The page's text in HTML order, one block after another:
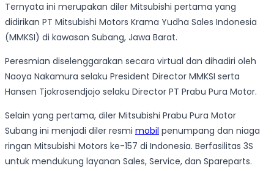
Ternyata ini merupakan diler Mitsubishi pertama yang
didirikan PT Mitsubishi Motors Krama Yudha Sales Indonesia
(MMKSI) di kawasan Subang, Jawa Barat.
Peresmian diselenggarakan secara virtual dan dihadiri oleh
Naoya Nakamura selaku President Director MMKSI serta
Hansen Tjokrosendjojo selaku Director PT Prabu Pura Motor.
Selain yang pertama, diler Mitsubishi Prabu Pura Motor
Subang ini menjadi diler resmi mobil penumpang dan niaga
ringan Mitsubishi Motors ke-157 di Indonesia. Berfasilitas 3S
untuk mendukung layanan Sales, Service, dan Spareparts.